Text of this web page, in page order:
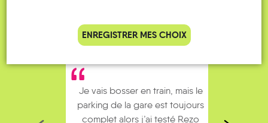
Je vais bosser en train, mais le
parking de la gare est toujours
complet alors j’ai testé Rezo
ENREGISTRER MES CHOIX